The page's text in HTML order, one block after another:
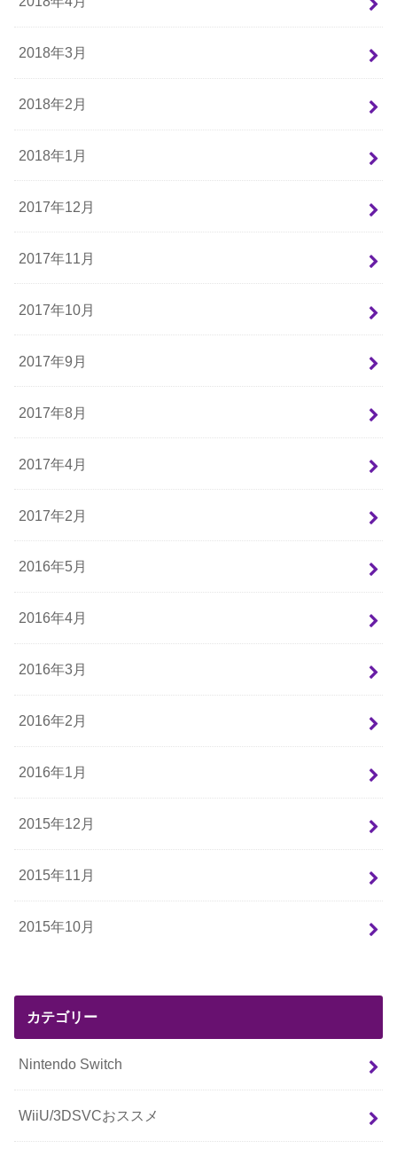
2018年3月
2018年2月
2018年1月
2017年12月
2017年11月
2017年10月
2017年9月
2017年8月
2017年4月
2017年2月
2016年5月
2016年4月
2016年3月
2016年2月
2016年1月
2015年12月
2015年11月
2015年10月
カテゴリー
Nintendo Switch
WiiU/3DSVCおススメ